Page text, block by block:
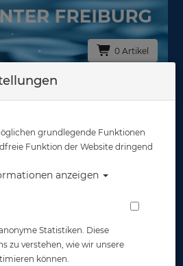
0 Artikel
Zurück
grundlegende Funktionen
Funktion der Website dringend
anzeigen
Statistiken. Diese
zu verstehen, wie wir unsere
können.